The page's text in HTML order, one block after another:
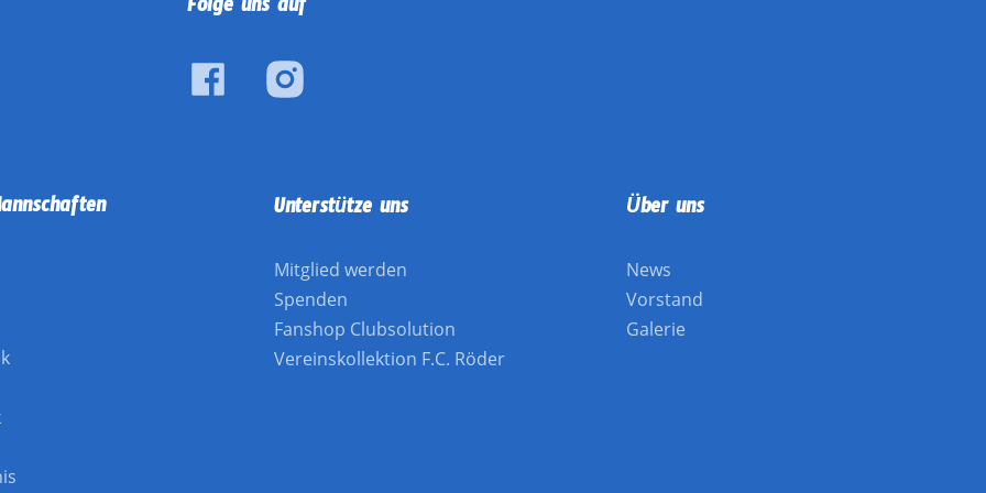
Folge uns auf
Unterstütze uns
Mitglied werden
Spenden
Fanshop Clubsolution
Vereinskollektion F.C. Röder
Über uns
News
Vorstand
Galerie